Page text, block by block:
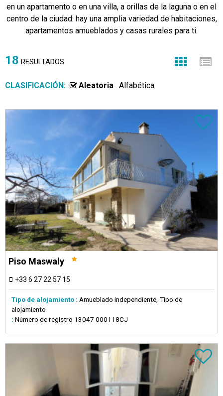
en un apartamento o en una villa, a orillas de la laguna o en el
centro de la ciudad: hay una amplia variedad de habitaciones,
apartamentos amueblados y casas rurales para ti.
18 RESULTADOS
CLASIFICACIÓN: Aleatoria Alfabética
Piso Maswaly
+33 6 27 22 57 15
Tipo de alojamiento : Amueblado independiente Tipo de
alojamiento
: Número de registro 13047 000118CJ